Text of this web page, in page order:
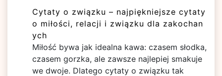
Cytaty o związku – najpiękniejsze cytaty
o miłości, relacji i związku dla zakochan
ych
Miłość bywa jak idealna kawa: czasem słodka,
czasem gorzka, ale zawsze najlepiej smakuje
we dwoje. Dlatego cytaty o związku tak